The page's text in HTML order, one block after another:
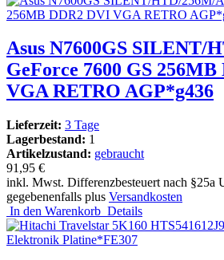
Asus N7600GS SILENT/
GeForce 7600 GS
VGA RETRO AGP*g436
Lieferzeit: 3 Tage
Lagerbestand: 1
Artikelzustand: gebraucht
91,95 €
inkl. Mwst. Differenzbesteuert nach §25a
gegebenenfalls plus Versandkosten
In den Warenkorb Details